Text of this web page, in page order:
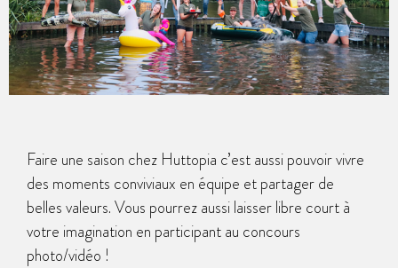
Faire une saison chez Huttopia c’est aussi pouvoir vivre
des moments conviviaux en équipe et partager de
belles valeurs. Vous pourrez aussi laisser libre court à
votre imagination en participant au concours
photo/vidéo !